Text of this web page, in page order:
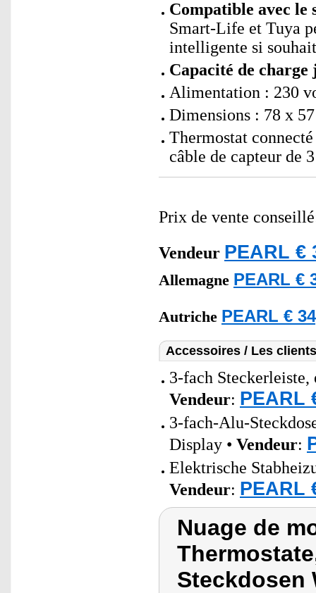
Compatible avec le
Smart-Life et Tuya
intelligente si
Capacité de charge
Alimentation : 230
Dimensions : 78 x
Thermostat
câble de capteur de
Prix de vente
Vendeur PEARL €
Allemagne PEARL €
Autriche PEARL €
Accessoires / Les
3-fach Steckerleiste,
Vendeur: PEARL
3-fach-Alu-
Display • Vendeur:
Elektrische
Vendeur: PEARL
Nuage de
Steckdosen